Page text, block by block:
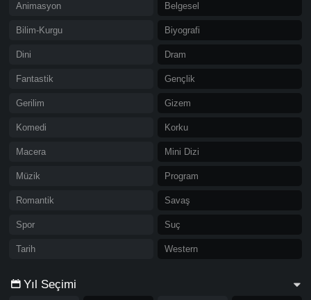
Animasyon Belgesel
Bilim-Kurgu Biyografi
Dini Dram
Fantastik Gençlik
Gerilim Gizem
Komedi Korku
Macera Mini Dizi
Müzik Program
Romantik Savaş
Spor Suç
Tarih Western
Yıl Seçimi